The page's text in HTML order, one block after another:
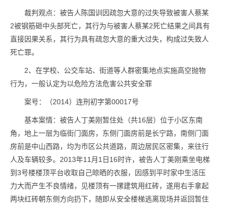
裁判观点：被告人陈国训因疏忽大意的过失导致被害人蔡某
2被钢筋砸中头部死亡，其行为与被害人蔡某2死亡结果之间具有
直接因果关系，其行为具有疏忽大意的重大过失，构成过失致人
死亡罪。
2、在学校、公交车站、街道等人群密集地点实施高空抛物
行为，一般认定为以危险方法危害公共安全罪
案号：（2014）连刑初字第00017号
基本案情：被告人丁美刚暂住处（共16层）位于小区东南
角，地上一层为临街门面房，东侧门面房前是长宁路，南侧门面
房前是中山西路，均为市区公共道路，周边居民区密集，来往行
人及车辆较多。2013年11月1日16时许，被告人丁美刚乘坐电梯
到3号楼楼顶平台收取自己晾晒的衣服，因感到平时家中生活压
力大而产生不良情绪，见楼顶有一摞建筑用红砖，遂用右手拿起
两块红砖朝东侧方向扔下，随即从安全楼梯逃离现场并返回暂住